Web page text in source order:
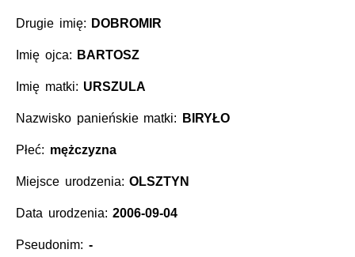
Drugie imię: DOBROMIR
Imię ojca: BARTOSZ
Imię matki: URSZULA
Nazwisko panieńskie matki: BIRYŁO
Płeć: mężczyzna
Miejsce urodzenia:OLSZTYN
Data urodzenia:2006-09-04
Pseudonim: -